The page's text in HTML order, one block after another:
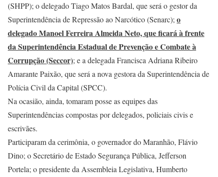
(SHPP); o delegado Tiago Matos Bardal, que será o gestor da
Superintendência de Repressão ao Narcótico (Senarc); o
delegado Manoel Ferreira Almeida Neto, que ficará à frente
da Superintendência Estadual de Prevenção e Combate à
Corrupção (Seccor); e a delegada Francisca Adriana Ribeiro
Amarante Paixão, que será a nova gestora da Superintendência de
Polícia Civil da Capital (SPCC).
Na ocasião, ainda, tomaram posse as equipes das
Superintendências compostas por delegados, policiais civis e
escrivães.
Participaram da cerimônia, o governador do Maranhão, Flávio
Dino; o Secretário de Estado Segurança Pública, Jefferson
Portela; o presidente da Assembleia Legislativa, Humberto